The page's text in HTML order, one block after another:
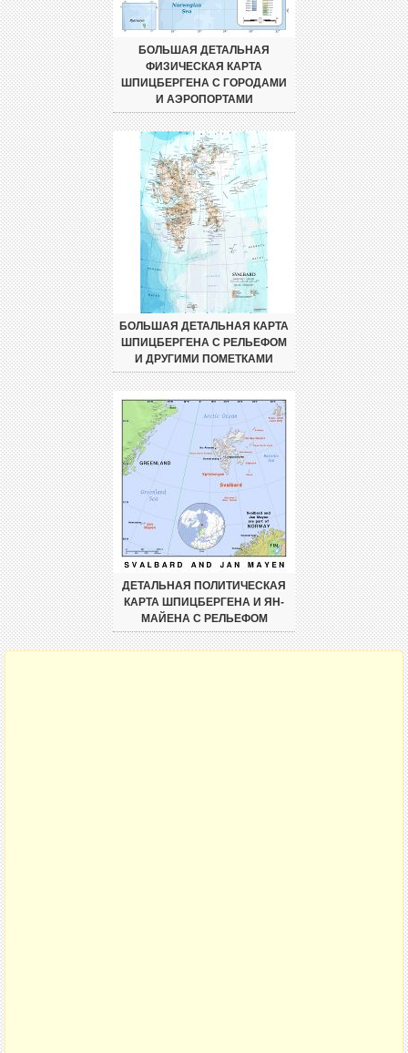
БОЛЬШАЯ ДЕТАЛЬНАЯ
ФИЗИЧЕСКАЯ КАРТА
ШПИЦБЕРГЕНА С ГОРОДАМИ
И АЭРОПОРТАМИ
БОЛЬШАЯ ДЕТАЛЬНАЯ КАРТА
ШПИЦБЕРГЕНА С РЕЛЬЕФОМ
И ДРУГИМИ ПОМЕТКАМИ
ДЕТАЛЬНАЯ ПОЛИТИЧЕСКАЯ
КАРТА ШПИЦБЕРГЕНА И ЯН-
МАЙЕНА С РЕЛЬЕФОМ